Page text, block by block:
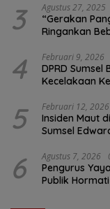
3 Agustus 27, 2025
“Gerakan
Ringankan
4 Februari 9, 2026
DPRD
Kecelakaan
5 Februari 12, 2026
Insiden Maut
Sumsel
6 Agustus 7, 2026
Pengurus
Publik